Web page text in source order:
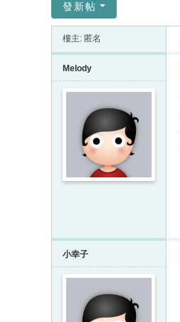
竹
發新帖
樓主: 匿名
Melody
小幸子